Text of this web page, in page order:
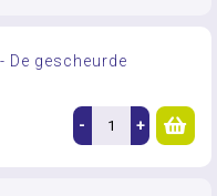
De gescheurde
- +